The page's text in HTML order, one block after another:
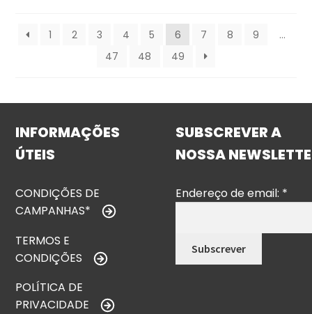
1 2 3 4 5 6 7 8 9
…
47
48 49
INFORMAÇÕES
ÚTEIS
CONDIÇÕES DE
CAMPANHAS*
TERMOS E
CONDIÇÕES
POLÍTICA DE
PRIVACIDADE
SUBSCREVER A
NOSSA
Endereço de email: *